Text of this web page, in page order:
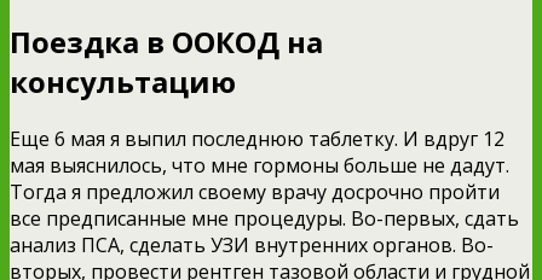
Поездка в ООКОД на
консультацию
Еще 6 мая я выпил последнюю таблетку. И вдруг 12
мая выяснилось, что мне гормоны больше не дадут.
Тогда я предложил своему врачу досрочно пройти
все предписанные мне процедуры. Во-первых, сдать
анализ ПСА, сделать УЗИ внутренних органов. Во-
вторых, провести рентген тазовой области и грудной